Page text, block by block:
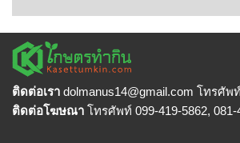
ติดต่อเรา dolmanus14@gmail.com โทรศัพ
ติดต่อโฆษณา โทรศัพท์ 099-419-5862, 081-